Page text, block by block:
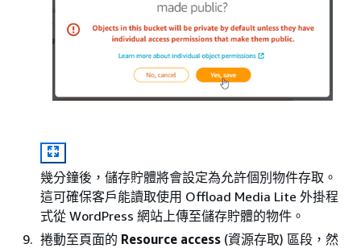
幾分鐘後，儲存貯體將會設定為允許個別物件存取。
這可確保客戶能讀取使用 Offload Media Lite 外掛程
式從 WordPress 網站上傳至儲存貯體的物件。
捲動至頁面的 Resource access (資源存取) 區段，然